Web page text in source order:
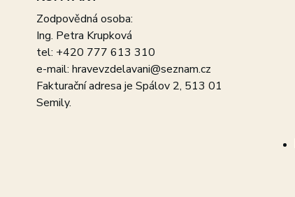
Zodpovědná osoba:
Ing. Petra Krupková
tel: +420 777 613 310
e-mail: hravevzdelavani@seznam.cz
Fakturační adresa je Spálov 2, 513 01
Semily.